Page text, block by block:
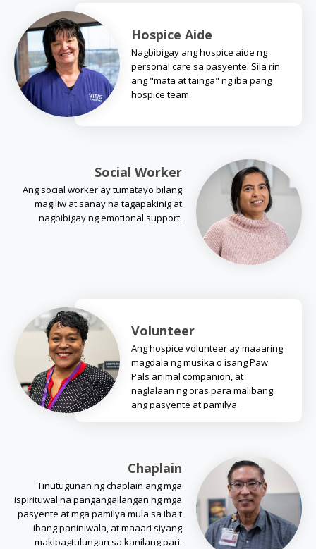
Hospice Aide
Nagbibigay ang hospice aide ng
personal care sa pasyente. Sila rin
ang "mata at tainga" ng iba pang
hospice team.
Social Worker
Ang social worker ay tumatayo bilang
magiliw at sanay na tagapakinig at
nagbibigay ng emotional support.
Volunteer
Ang hospice volunteer ay maaaring
magdala ng musika o isang Paw
Pals animal companion, at
naglalaan ng oras para malibang
ang pasyente at pamilya.
Chaplain
Tinutugunan ng chaplain ang mga
ispirituwal na pangangailangan ng mga
pasyente at mga pamilya mula sa iba't
ibang paniniwala, at maaari siyang
makipagtulungan sa kanilang pari.